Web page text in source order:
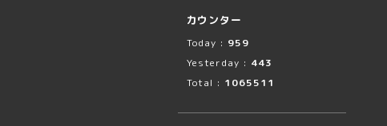
カウンター
Today : 959
Yesterday : 443
Total : 1065511